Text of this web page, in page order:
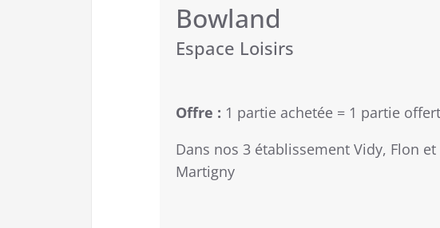
Bowland
Espace Loisirs
Offre : 1 partie achetée = 1 partie
Dans nos 3 établissement Vidy, Flon et
Martigny